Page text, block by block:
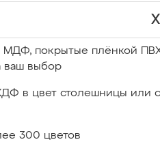
МДФ, покрытые плёнкой
ваш выбор
в цвет столешницы или с
300 цветов